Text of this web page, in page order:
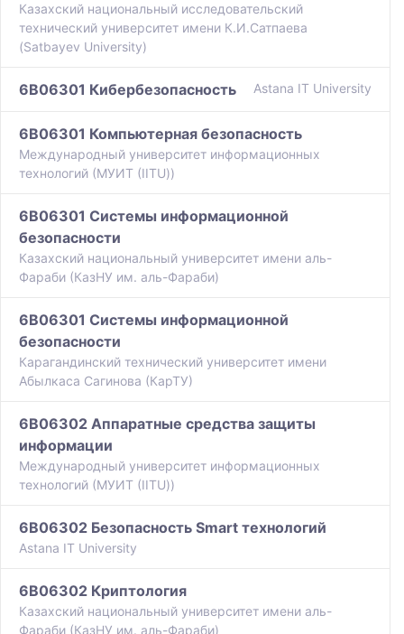
Казахский национальный исследовательский
технический университет имени К.И.Сатпаева
(Satbayev University)
6B06301 Кибербезопасность Astana IT University
6B06301 Компьютерная безопасность
Международный университет информационных
технологий (МУИТ (IITU))
6B06301 Системы информационной
безопасности
Казахский национальный университет имени аль-
Фараби (КазНУ им. аль-Фараби)
6B06301 Системы информационной
безопасности
Карагандинский технический университет имени
Абылкаса Сагинова (КарТУ)
6B06302 Аппаратные средства защиты
информации
Международный университет информационных
технологий (МУИТ (IITU))
6B06302 Безопасность Smart технологий
Astana IT University
6B06302 Криптология
Казахский национальный университет имени аль-
Фараби (КазНУ им. аль-Фараби)